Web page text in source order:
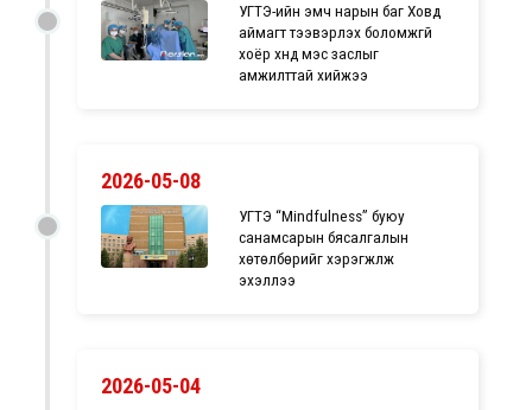
УГТЭ-ийн эмч нарын баг Ховд
аймагт тээвэрлэх боломжгүй
хоёр хүнд мэс заслыг
амжилттай хийжээ
2026-05-08
УГТЭ “Mindfulness” буюу
санамсарын бясалгалын
хөтөлбөрийг хэрэгжүүлж
эхэллээ
2026-05-04